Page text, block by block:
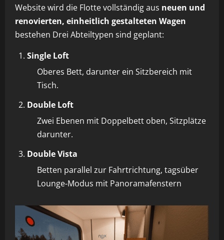
Website wird die Flotte vollständig aus neuen und
renovierten, einheitlich gestalteten Wagen
bestehen Drei Abteiltypen sind geplant:
Single Loft
Oberes Bett, darunter ein Sitzbereich mit
Tisch.
Double Loft
Zwei Ebenen mit Doppelbett oben, Sitzplätze
darunter.
Double Vista
Betten parallel zur Fahrtrichtung, tagsüber
Lounge‑Modus mit Panoramafenstern